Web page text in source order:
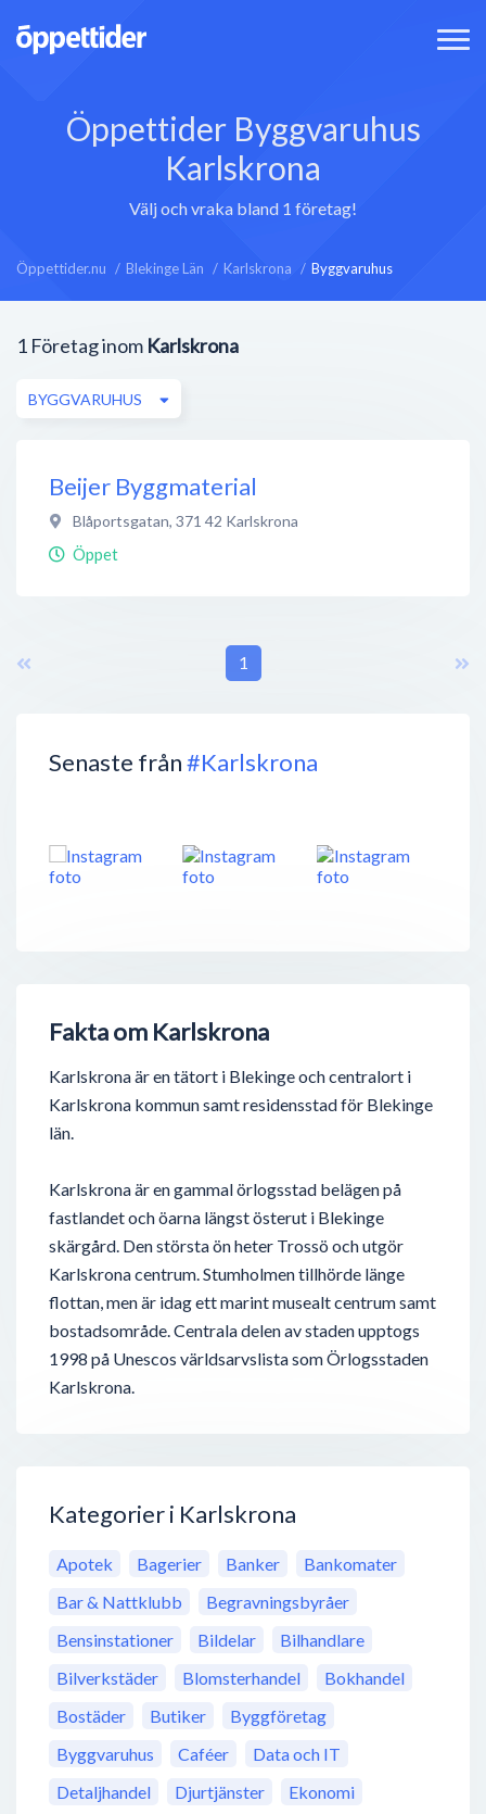
Öppettider Byggvaruhus
Karlskrona
Välj och vraka bland 1 företag!
Öppettider.nu Blekinge Län Karlskrona Byggvaruhus
Senaste från#Karlskrona
Fakta om Karlskrona
Karlskrona är en tätort i Blekinge och centralort i
Karlskrona kommun samt residensstad för Blekinge
län.
Karlskrona är en gammal örlogsstad belägen på
fastlandet och öarna längst österut i Blekinge
skärgård. Den största ön heter Trossö och utgör
Karlskrona centrum. Stumholmen tillhörde länge
flottan, men är idag ett marint musealt centrum samt
bostadsområde. Centrala delen av staden upptogs
1998 på Unescos världsarvslista som Örlogsstaden
Karlskrona.
Kategorier i Karlskrona
Apotek Bagerier Banker
Bankomater
Bar & Nattklubb
Begravningsbyråer
Bensinstationer
Bildelar
Bilhandlare
Bilverkstäder
Blomsterhandel
Bokhandel
Bostäder
Butiker
Byggföretag
Byggvaruhus
Caféer
Data och IT
Detaljhandel
Djurtjänster
Ekonomi
1 Företag inom Karlskrona
BYGGVARUHUS
Beijer Byggmaterial
Blåportsgatan, 371 42 Karlskrona
Öppet
1